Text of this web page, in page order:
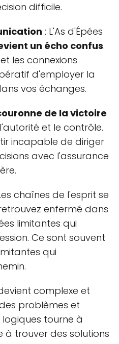
difficile.
: L'As d'Épées
un écho confus.
les connexions
d'employer la
vos échanges.
de la victoire
et le contrôle.
incapable de diriger
avec l'assurance
chaînes de l'esprit se
enfermé dans
limitantes qui
Ce sont souvent
qui
complexe et
problèmes et
tourne à
à trouver des solutions